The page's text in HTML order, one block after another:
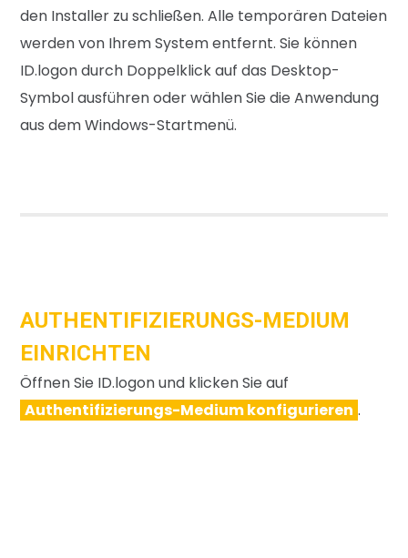
den Installer zu schließen. Alle temporären Dateien
werden von Ihrem System entfernt. Sie können
ID.logon durch Doppelklick auf das Desktop-
Symbol ausführen oder wählen Sie die Anwendung
aus dem Windows-Startmenü.
AUTHENTIFIZIERUNGS-MEDIUM
EINRICHTEN
Öffnen Sie ID.logon und klicken Sie auf
Authentifizierungs-Medium konfigurieren .